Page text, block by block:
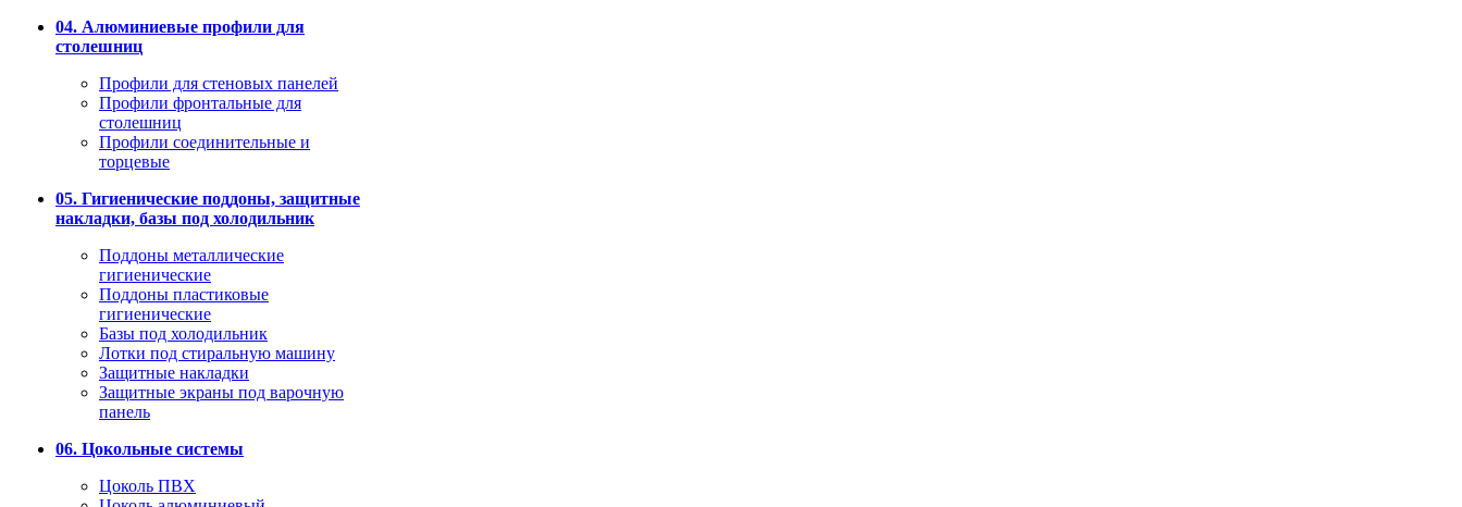
04. Алюминиевые профили для
столешниц
Профили для стеновых панелей
Профили фронтальные для
столешниц
Профили соединительные и
торцевые
05. Гигиенические поддоны, защитные
накладки, базы под холодильник
Поддоны металлические
гигиенические
Поддоны пластиковые
гигиенические
Базы под холодильник
Лотки под стиральную машину
Защитные накладки
Защитные экраны под варочную
панель
06. Цокольные системы
Цоколь ПВХ